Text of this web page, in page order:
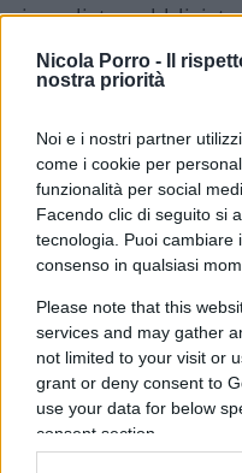
Nicola Porro -
Il
nostra priorità
Noi e i nostri partner
come i cookie per
funzionalità per social
Facendo clic di seguito si
tecnologia. Puoi cambiare
consenso in qualsiasi
Please note that this
services and may gather
not limited to your visit or
grant or deny consent to
use your data for below
consent section.
giornalista
sera sul suo catorcio
aspirare alla cassa
dell’Orlando
sembrerebbe di no:
istituzionalmente
di destra, è giusto
ossequio alla
nelle questioni
temperatura con
applica, coi nemici
pizzaioli, tutto il
col fuoco nel forno a